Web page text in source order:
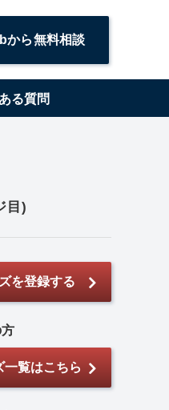
から無料相談
る質問
目)
を登録する
一覧はこちら